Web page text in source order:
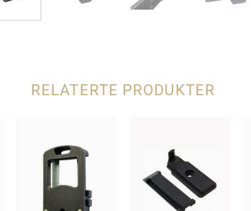
RELATERTE PRODUKTER